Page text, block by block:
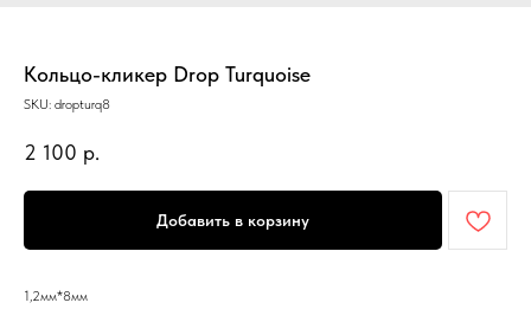
Кольцо-кликер Drop Turquoise
SKU: dropturq8
2 100 р.
Добавить в корзину
1,2мм*8мм